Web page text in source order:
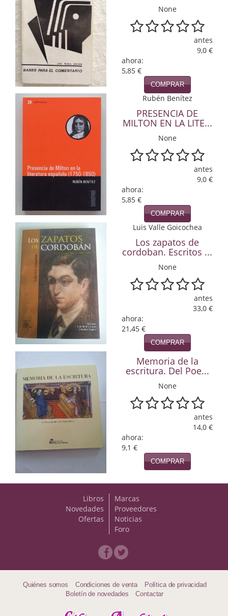
Ensayo literario
Filosofía
Física y Química
Física y química
Guerra Civil Española
Infantil y juvenil. Nuevo!!
Informática
Literatura fantástica
Literatura hispanoamericana
Local
Mafia y espionaje
Matemáticas
Medicina
Música
Naturaleza
Novela Extranjera
Novela histórica
Novela negra
Papás, Mamás, Bebés…
None
antes
9,0 €
ahora:
5,85 €
COMPRAR
Rubén Benítez
PRESENCIA DE
MILTON EN LA LITE...
None
antes
9,0 €
ahora:
5,85 €
COMPRAR
Luis Valle Goicochea
Los zapatos de
cordoban. Escritos ...
None
antes
33,0 €
ahora:
21,45 €
COMPRAR
Memoria de la
escritura. Del Poe...
None
antes
14,0 €
ahora:
9,1 €
COMPRAR
Libros
Novedades
Ofertas
Marcas
Proveedores
Noticias
Foro
Quiénes somos Condiciones de venta
Política de privacidad
Boletín de novedades
Contactar